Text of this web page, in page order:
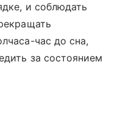
и соблюдать
час до сна,
за состоянием